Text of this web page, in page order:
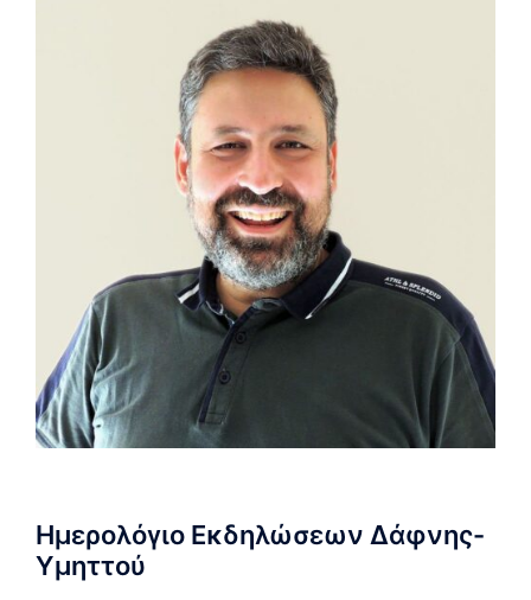
Ημερολόγιο Εκδηλώσεων Δάφνης-
Υμηττού